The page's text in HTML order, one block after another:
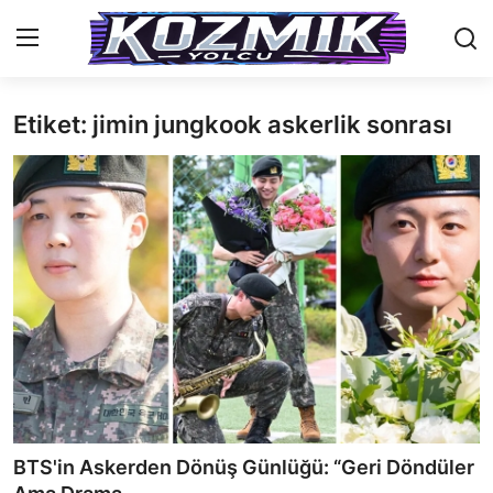
Anasayfa
Genel
İletişim
Anime Önerileri
Kore Dünyası
Anime Karakterleri
Anime
Dizi & Film
Etiket: jimin jungkook askerlik sonrası
BTS'in Askerden Dönüş Günlüğü: “Geri Döndüler